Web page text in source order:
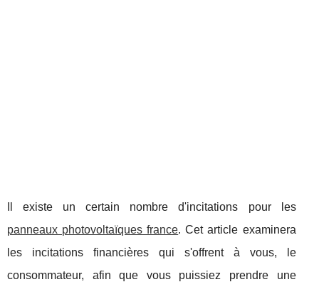
Il existe un certain nombre d'incitations pour les
panneaux photovoltaïques france. Cet article examinera
les incitations financières qui s'offrent à vous, le
consommateur, afin que vous puissiez prendre une